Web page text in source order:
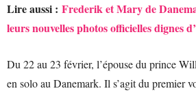
Lire aussi : Frederik et Mary de
leurs nouvelles photos officielles dignes
Du 22 au 23 février, l’épouse du prince
en solo au Danemark. Il s’agit du premier